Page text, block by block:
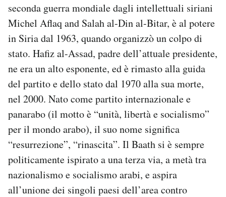
seconda guerra mondiale dagli intellettuali siriani
Michel Aflaq and Salah al-Din al-Bitar, è al potere
in Siria dal 1963, quando organizzò un colpo di
stato. Hafiz al-Assad, padre dell’attuale presidente,
ne era un alto esponente, ed è rimasto alla guida
del partito e dello stato dal 1970 alla sua morte,
nel 2000. Nato come partito internazionale e
panarabo (il motto è “unità, libertà e socialismo”
per il mondo arabo), il suo nome significa
“resurrezione”, “rinascita”. Il Baath si è sempre
politicamente ispirato a una terza via, a metà tra
nazionalismo e socialismo arabi, e aspira
all’unione dei singoli paesi dell’area contro